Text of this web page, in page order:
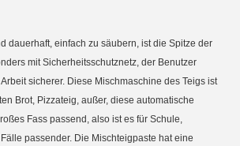
dauerhaft, einfach zu säubern, ist die Spitze der
mit Sicherheitsschutznetz, der Benutzer
sicherer. Diese Mischmaschine des Teigs ist
Brot, Pizzateig, außer, diese automatische
Fass passend, also ist es für Schule,
passender. Die Mischteigpaste hat eine